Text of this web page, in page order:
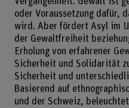
oder Voraussetzung dafür,
wird. Aber fördert Asyl im
der Gewaltfreiheit
Erholung von erfahrener
Sicherheit und Solidarität
Sicherheit und
Basierend auf
und der Schweiz,